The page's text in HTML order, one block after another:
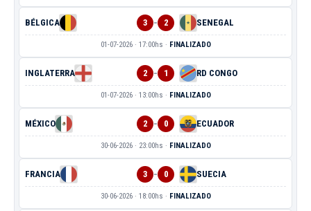
BÉLGICA 3 - 2 SENEGAL
01-07-2026 · 17:00hs · FINALIZADO
INGLATERRA 2 - 1 RD CONGO
01-07-2026 · 13:00hs · FINALIZADO
MÉXICO 2 - 0 ECUADOR
30-06-2026 · 23:00hs · FINALIZADO
FRANCIA 3 - 0 SUECIA
30-06-2026 · 18:00hs · FINALIZADO